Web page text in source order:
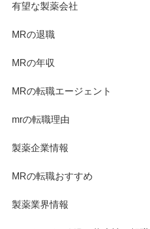
有望な製薬会社
MRの退職
MRの年収
MRの転職エージェント
mrの転職理由
製薬企業情報
MRの転職おすすめ
製薬業界情報